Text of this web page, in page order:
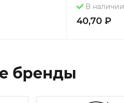
В наличии
40,70 ₽
бренды